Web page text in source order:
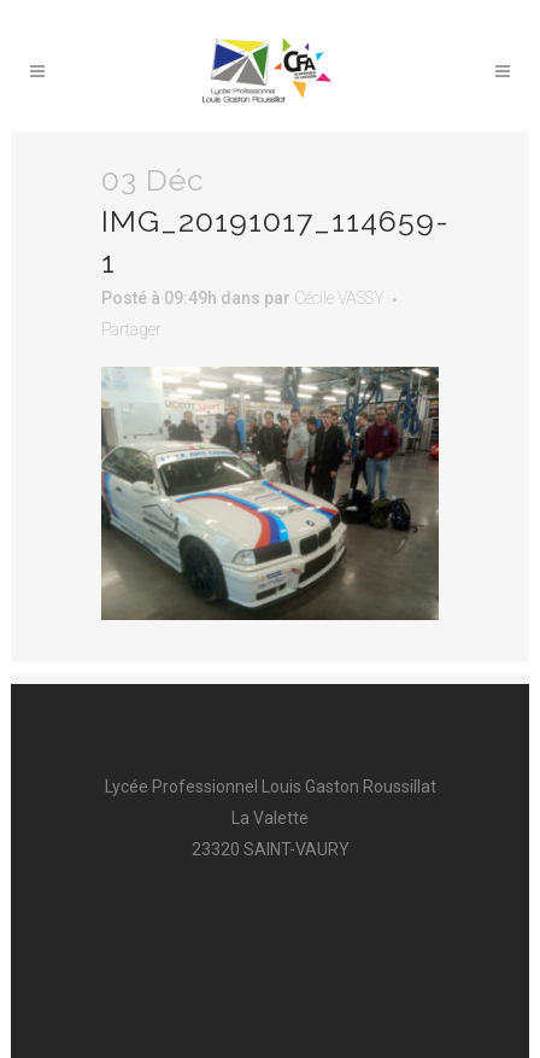
03 Déc
IMG_20191017_114659-
1
Posté à 09:49h dans par Cécile VASSY
Partager
Lycée Professionnel Louis Gaston Roussillat
La Valette
23320 SAINT-VAURY